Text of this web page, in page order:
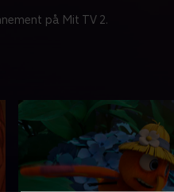
på Mit TV 2.